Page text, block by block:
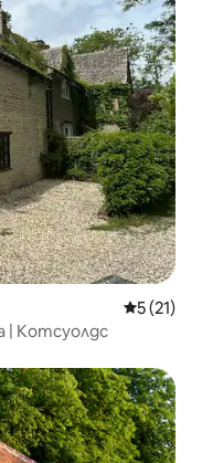
Средна
5 (21)
| Котсуолдс